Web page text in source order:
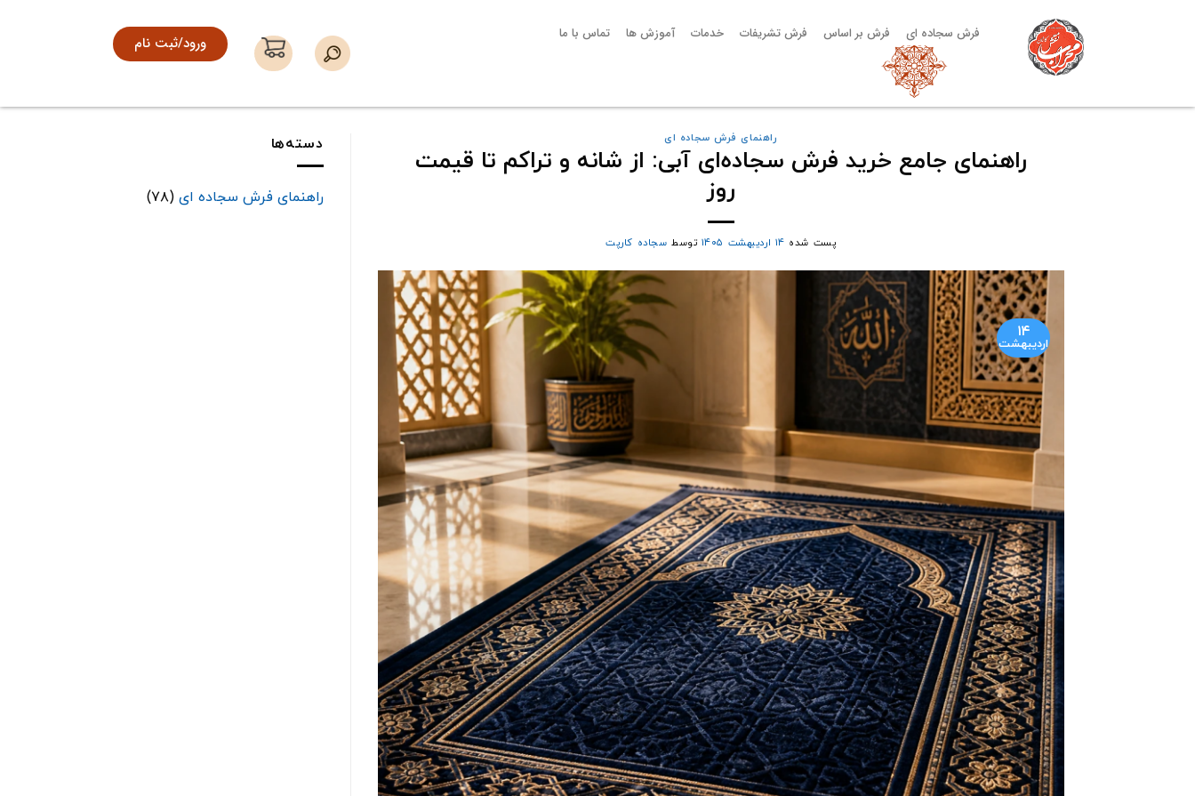
فرش سجاده ای فرش بر اساس فرش تشریفات خدمات آموزش ها تماس با ما ورود/ثبت نام
راهنمای فرش سجاده ای
راهنمای جامع خرید فرش سجاده‌ای آبی: از شانه و تراکم تا قیمت
روز
پست شده ۱۴ اردیبهشت ۱۴۰۵ توسط سجاده کارپت
۱۴
اردیبهشت
دسته‌ها
راهنمای فرش سجاده ای (۷۸)